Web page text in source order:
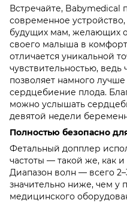
Встречайте, Babymedical
современное
будущих мам, желающих
своего малыша в
отличается уникальной
чувствительностью, ведь
позволяет намного
сердцебиение плода.
можно услышать
девятой недели
Полностью безопасно
Фетальный допплер
частоты — такой же, как
Диапазон волн — всего
значительно ниже, чем у
медицинского